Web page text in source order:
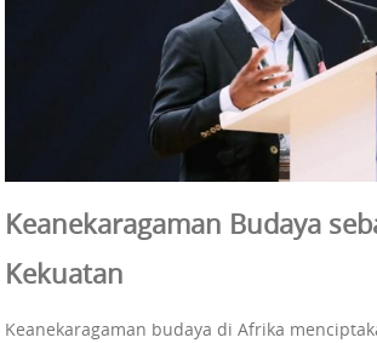
Keanekaragaman Budaya
Kekuatan
Keanekaragaman budaya di Afrika